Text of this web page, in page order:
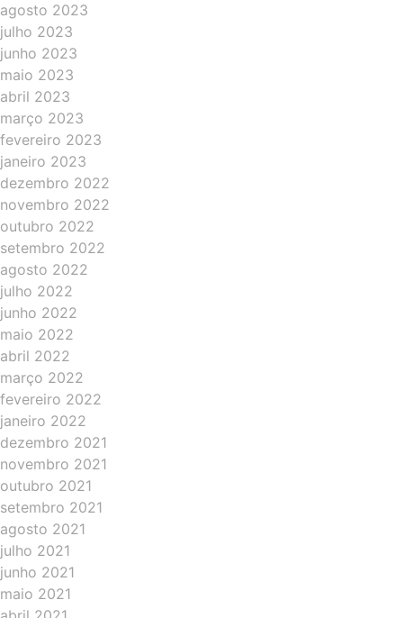
agosto 2023
julho 2023
junho 2023
maio 2023
abril 2023
março 2023
fevereiro 2023
janeiro 2023
dezembro 2022
novembro 2022
outubro 2022
setembro 2022
agosto 2022
julho 2022
junho 2022
maio 2022
abril 2022
março 2022
fevereiro 2022
janeiro 2022
dezembro 2021
novembro 2021
outubro 2021
setembro 2021
agosto 2021
julho 2021
junho 2021
maio 2021